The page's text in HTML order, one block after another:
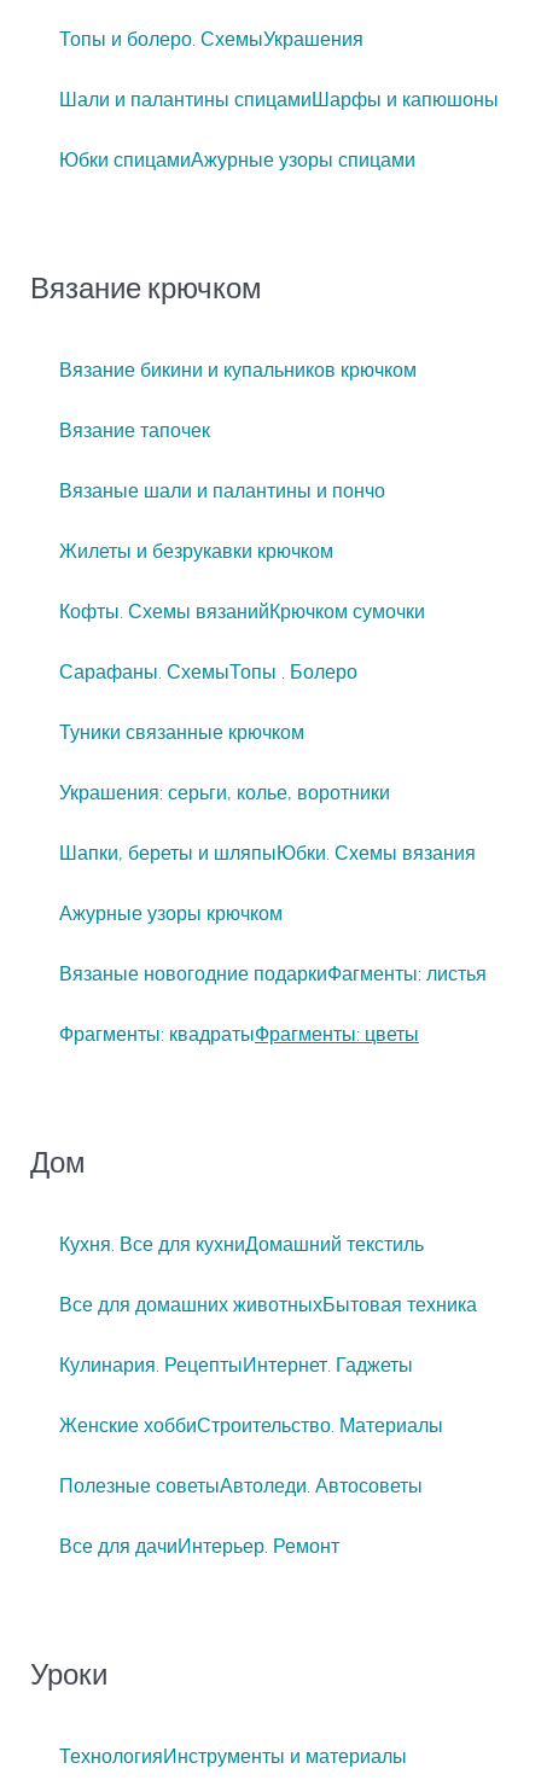
Топы и болеро. СхемыУкрашения
Шали и палантины спицамиШарфы и капюшоны
Юбки спицамиАжурные узоры спицами
Вязание крючком
Вязание бикини и купальников крючком
Вязание тапочек
Вязаные шали и палантины и пончо
Жилеты и безрукавки крючком
Кофты. Схемы вязанийКрючком сумочки
Сарафаны. СхемыТопы . Болеро
Туники связанные крючком
Украшения: серьги, колье, воротники
Шапки, береты и шляпыЮбки. Схемы вязания
Ажурные узоры крючком
Вязаные новогодние подаркиФагменты: листья
Фрагменты: квадратыФрагменты: цветы
Дом
Кухня. Все для кухниДомашний текстиль
Все для домашних животныхБытовая техника
Кулинария. РецептыИнтернет. Гаджеты
Женские хоббиСтроительство. Материалы
Полезные советыАвтоледи. Автосоветы
Все для дачиИнтерьер. Ремонт
Уроки
ТехнологияИнструменты и материалы